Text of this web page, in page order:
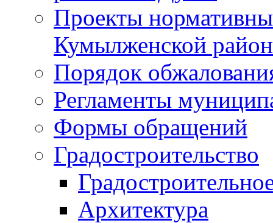
Проекты
Кумылженской
Порядок
Регламенты
Формы обращений
Градостроительство
Архитектура